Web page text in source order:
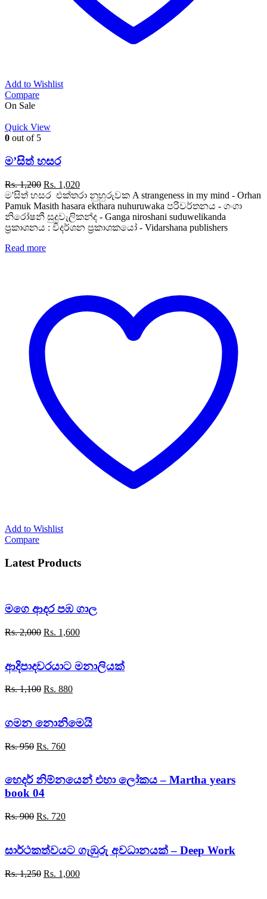
Add to Wishlist
Compare
On Sale
Quick View
0 out of 5
ම’සිත් හසර
Rs.1,200 Original
price
was:
Rs. 1,200.
Rs. 1,020Current
price
is:
Rs. 1,020.
ම'සිත් හසර එක්තරා නුහුරුවක A strangeness in my mind - Orhan
Pamuk Masith hasara ekthara nuhuruwaka පරිවර්තනය - ගංගා
නිරෝෂනී සුදුවැලිකන්ද - Ganga niroshani suduwelikanda
ප්‍රකාශනය : විදර්ශන ප්‍රකාශකයෝ - Vidarshana publishers
Read more
Add to Wishlist
Compare
Latest Products
මගෙ ආදර පඹ ගාල
Rs.2,000 Original
Rs. 2,000.
Rs. 1,600Current
Rs. 1,600.
ආදිපාදවරයාට මනාලියක්
Rs.1,100 Original
Rs. 1,100.
Rs. 880Current
Rs. 880.
ගමන නොනිමෙයි
Rs.950 Original
Rs. 950.
Rs. 760Current
Rs. 760.
හෙදර් නිම්නයෙන් එහා ලෝකය – Martha years
book 04
Rs.900 Original
Rs. 900.
Rs. 720Current
Rs. 720.
සාර්ථකත්වයට ගැඹුරු අවධානයක් – Deep Work
Rs.1,250 Original
Rs. 1,000Current